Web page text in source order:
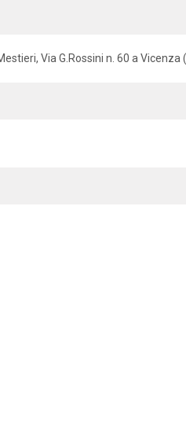
Via G.Rossini n. 60 a Vicenza